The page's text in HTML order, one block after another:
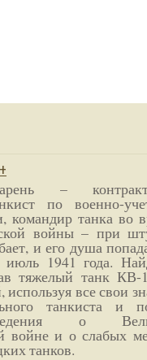
–
по военно-
командир танка во
войны – при
и его душа
июль 1941 года.
тяжелый танк
используя все свои
танкиста и
о
войне и о слабых
танков.